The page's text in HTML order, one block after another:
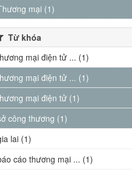
mại (1)
Từ khóa
mại điện tử ... (1)
mại điện tử ... (1)
mại điện tử (1)
công thương (1)
lai (1)
cáo thương mại ... (1)